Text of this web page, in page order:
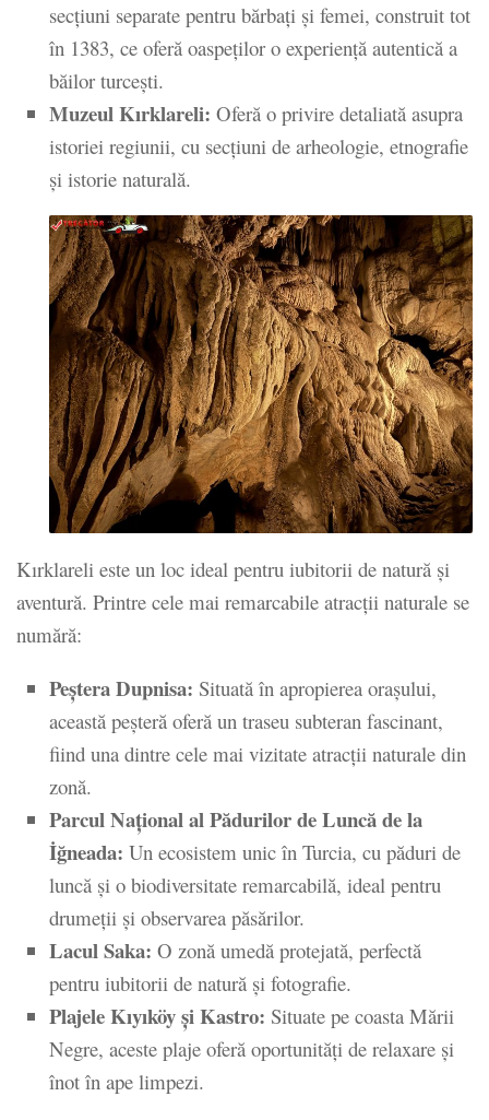
secțiuni separate pentru bărbați și femei, construit tot
în 1383, ce oferă oaspeților o experiență autentică a
băilor turcești.
Muzeul Kırklareli: Oferă o privire detaliată asupra
istoriei regiunii, cu secțiuni de arheologie, etnografie
și istorie naturală.
Kırklareli este un loc ideal pentru iubitorii de natură și
aventură. Printre cele mai remarcabile atracții naturale se
numără:
Peștera Dupnisa: Situată în apropierea orașului,
această peșteră oferă un traseu subteran fascinant,
fiind una dintre cele mai vizitate atracții naturale din
zonă.
Parcul Național al Pădurilor de Luncă de la
İğneada: Un ecosistem unic în Turcia, cu păduri de
luncă și o biodiversitate remarcabilă, ideal pentru
drumeții și observarea păsărilor.
Lacul Saka: O zonă umedă protejată, perfectă
pentru iubitorii de natură și fotografie.
Plajele Kıyıköy și Kastro: Situate pe coasta Mării
Negre, aceste plaje oferă oportunități de relaxare și
înot în ape limpezi.